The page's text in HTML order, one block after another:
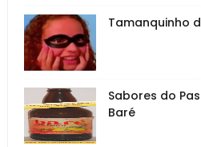
Tamanquinho
Sabores do
Baré